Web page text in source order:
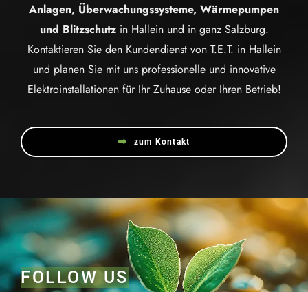
Anlagen, Überwachungssysteme, Wärmepumpen
und Blitzschutzin Hallein und in ganz Salzburg.
Kontaktieren Sie den Kundendienst von T.E.T. in Hallein
und planen Sie mit uns professionelle und innovative
Elektroinstallationen für Ihr Zuhause oder Ihren Betrieb!
zum Kontakt
FOLLOW US